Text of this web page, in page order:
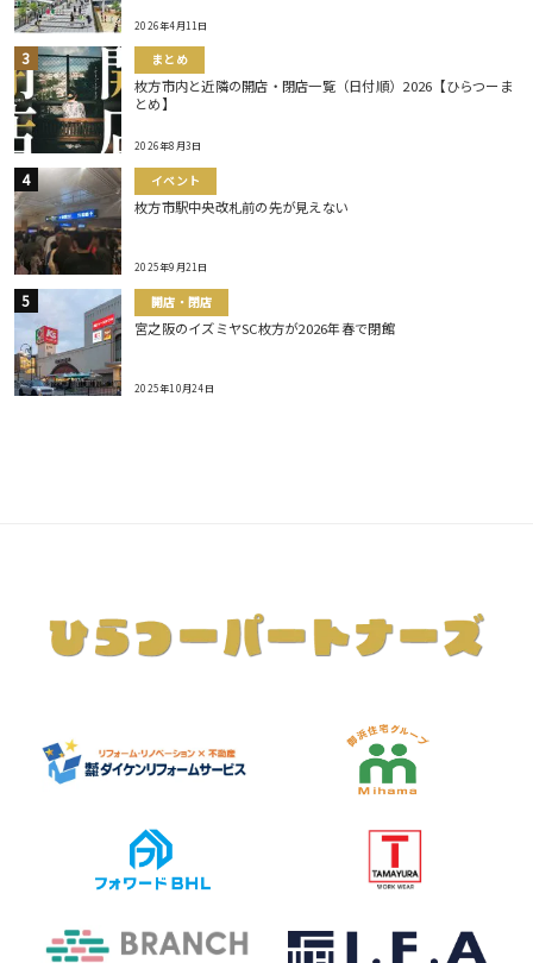
2026年4月11日
まとめ
枚方市内と近隣の開店・閉店一覧（日付順）2026【ひらつーま
とめ】
2026年8月3日
イベント
枚方市駅中央改札前の先が見えない
2025年9月21日
開店・閉店
宮之阪のイズミヤSC枚方が2026年春で閉館
2025年10月24日